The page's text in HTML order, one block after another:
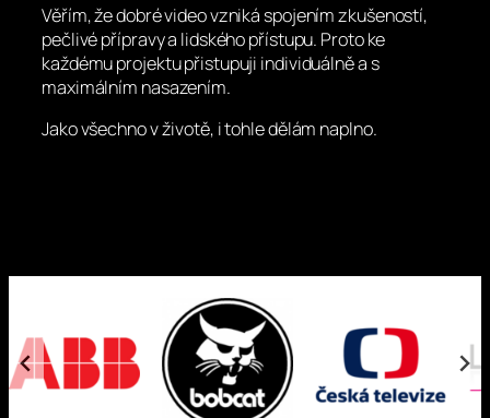
Věřím, že dobré video vzniká spojením zkušeností,
pečlivé přípravy a lidského přístupu. Proto ke
každému projektu přistupuji individuálně a s
maximálním nasazením.
Jako všechno v životě, i tohle dělám naplno.